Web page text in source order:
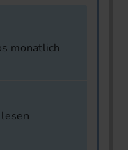
monatlich